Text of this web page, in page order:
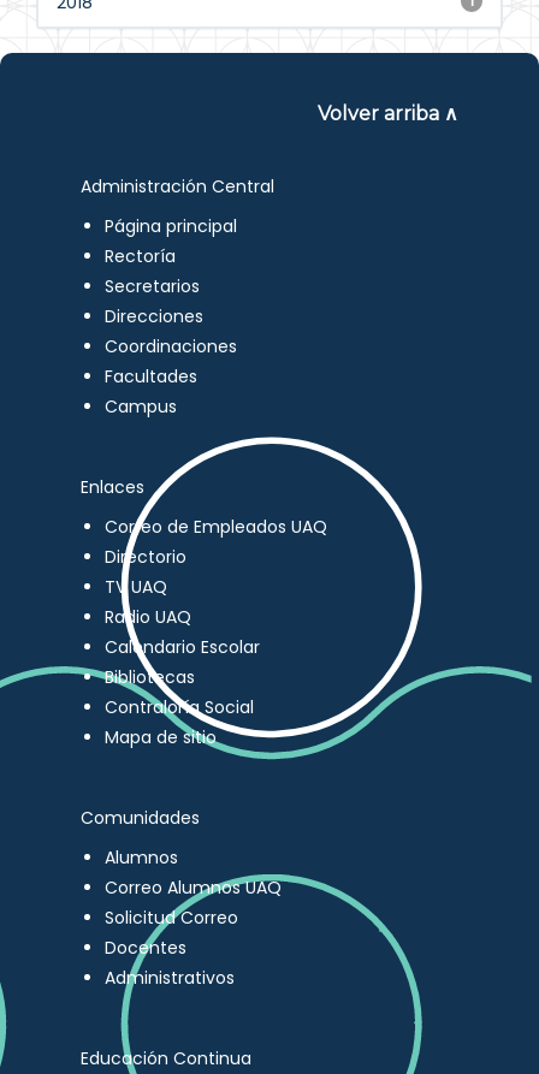
Volver arriba ∧
Administración Central
Página principal
Rectoría
Secretarios
Direcciones
Coordinaciones
Facultades
Campus
Enlaces
Correo de Empleados UAQ
Directorio
TV UAQ
Radio UAQ
Calendario Escolar
Bibliotecas
Contraloría Social
Mapa de sitio
Comunidades
Alumnos
Correo Alumnos UAQ
Solicitud Correo
Docentes
Administrativos
Educación Continua